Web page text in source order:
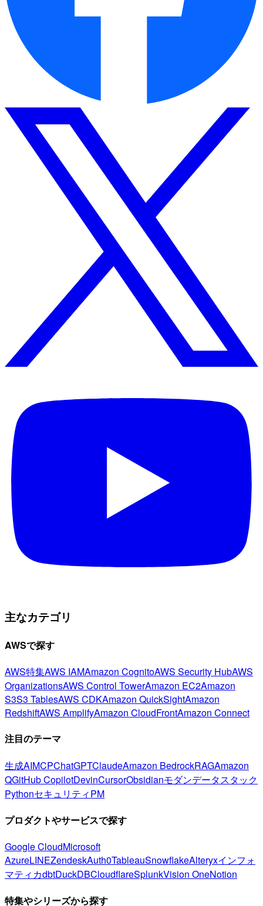
主なカテゴリ
AWSで探す
AWS特集AWS IAMAmazon CognitoAWS Security HubAWS
OrganizationsAWS Control TowerAmazon EC2Amazon
S3S3 TablesAWS CDKAmazon QuickSightAmazon
RedshiftAWS AmplifyAmazon CloudFrontAmazon Connect
注目のテーマ
生成AIMCPChatGPTClaudeAmazon BedrockRAGAmazon
QGitHub CopilotDevinCursorObsidianモダンデータスタック
PythonセキュリティPM
プロダクトやサービスで探す
Google CloudMicrosoft
AzureLINEZendeskAuth0TableauSnowflakeAlteryxインフォ
マティカdbtDuckDBCloudflareSplunkVision OneNotion
特集やシリーズから探す